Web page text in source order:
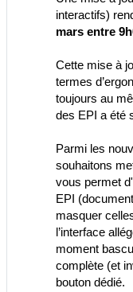
interactifs)
mars entre
Cette mise à
termes
toujours au
des EPI a été
Parmi les
souhaitons
vous permet
EPI
masquer
l’interface
moment
complète (et
bouton dédié.